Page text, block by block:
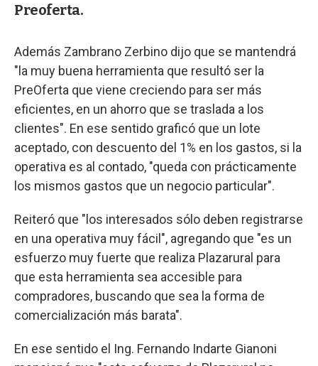
Preoferta.
Además Zambrano Zerbino dijo que se mantendrá
"la muy buena herramienta que resultó ser la
PreOferta que viene creciendo para ser más
eficientes, en un ahorro que se traslada a los
clientes". En ese sentido graficó que un lote
aceptado, con descuento del 1% en los gastos, si la
operativa es al contado, "queda con prácticamente
los mismos gastos que un negocio particular".
Reiteró que "los interesados sólo deben registrarse
en una operativa muy fácil", agregando que "es un
esfuerzo muy fuerte que realiza Plazarural para
que esta herramienta sea accesible para
compradores, buscando que sea la forma de
comercialización más barata".
En ese sentido el Ing. Fernando Indarte Gianoni